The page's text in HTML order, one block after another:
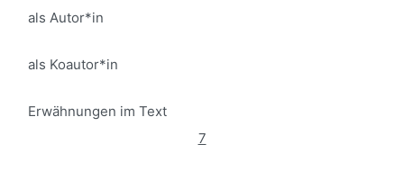
als Autor*in
als Koautor*in
Erwähnungen im Text
7